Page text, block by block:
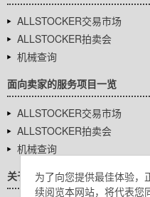
为了向您提供最佳体验，
续阅览本网站，将代表您
ALLSTOCKER交易市场
ALLSTOCKER拍卖会
机械查询
面向卖家的服务项目一览
ALLSTOCKER交易市场
ALLSTOCKER拍卖会
机械查询
关于我们